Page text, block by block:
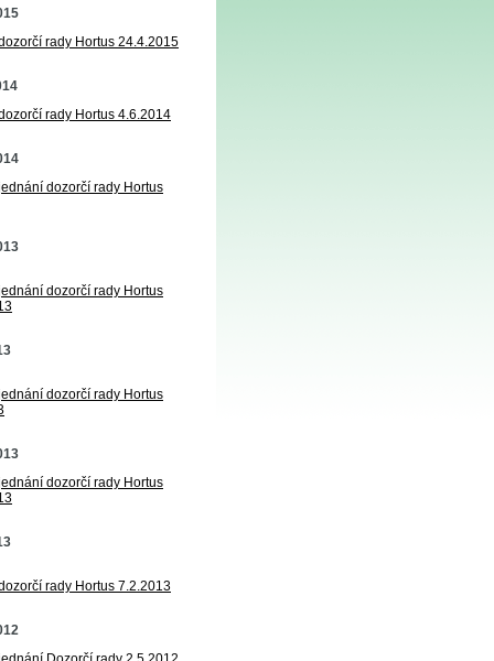
rady Hortus 24.4.2015
rady Hortus 4.6.2014
dozorčí rady Hortus
dozorčí rady Hortus
dozorčí rady Hortus
dozorčí rady Hortus
rady Hortus 7.2.2013